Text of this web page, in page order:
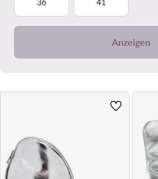
36 41
Anzeigen